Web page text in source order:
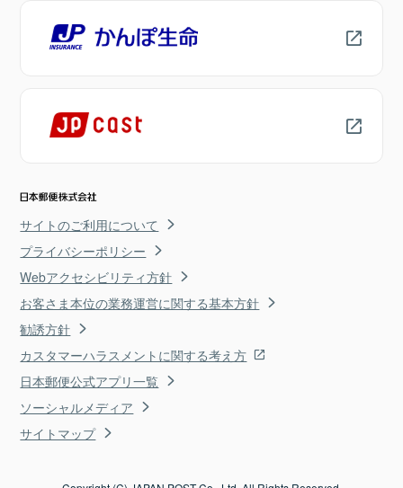
サイトのご利用について
プライバシーポリシー
Webアクセシビリティ方針
お客さま本位の業務運営に関する基本方針
勧誘方針
カスタマーハラスメントに関する考え方
日本郵便公式アプリ一覧
ソーシャルメディア
サイトマップ